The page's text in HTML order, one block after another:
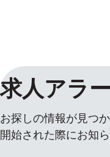
求人アラ
お探しの情報が見つ
開始された際にお知ら